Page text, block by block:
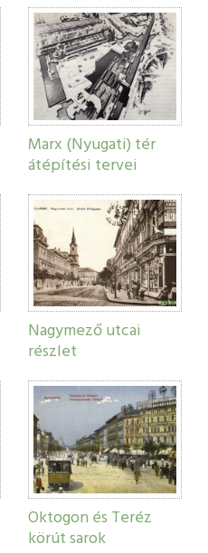
Marx (Nyugati) tér
átépítési tervei
Nagymező utcai
részlet
Oktogon és Teréz
körút sarok